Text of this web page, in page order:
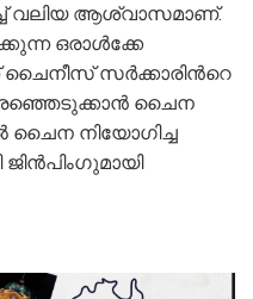
വലിയ ആശ്വാസമാണ്.
ഒരാൾക്കേ
സർക്കാരിൻറെ
ചൈന
ചൈന നിയോഗിച്ച